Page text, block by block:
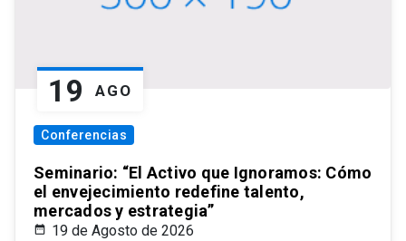
19 AGO
Conferencias
Seminario: “El Activo que Ignoramos: Cómo
el envejecimiento redefine talento,
mercados y estrategia”
19 de Agosto de 2026